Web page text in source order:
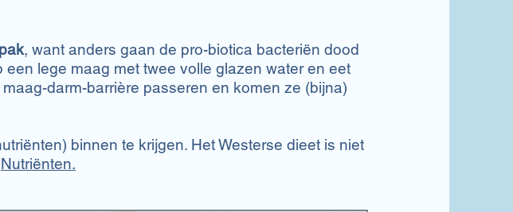
, want anders gaan de pro-biotica bacteriën dood
lege maag met twee volle glazen water en eet
darm-barrière passeren en komen ze (bijna)
binnen te krijgen. Het Westerse dieet is niet
Nutriënten.